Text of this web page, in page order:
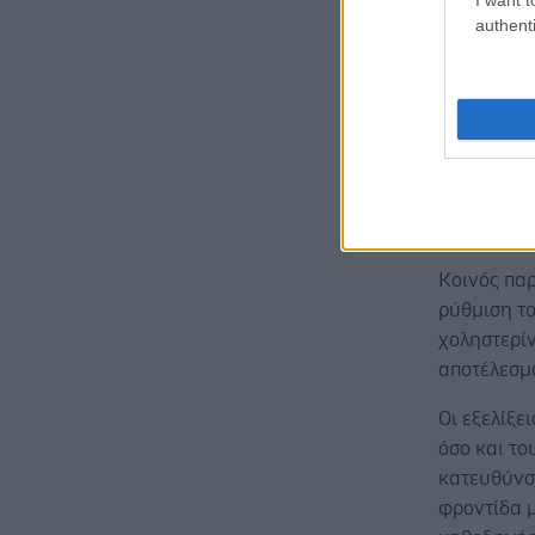
οιδήματος.
οιδήματα
Κοινός
ρύθμιση
Οι
όσο και
φροντίδα